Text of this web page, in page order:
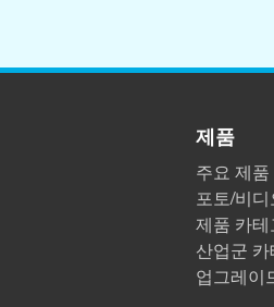
제품
주요 제품
포토/비
제품 카테
산업군 카
업그레이